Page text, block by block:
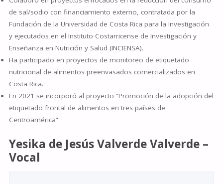
de sal/sodio con financiamiento externo, contratada por la
Fundación de la Universidad de Costa Rica para la Investigación
y ejecutados en el Instituto Costarricense de Investigación y
Enseñanza en Nutrición y Salud (INCIENSA).
Ha participado en proyectos de monitoreo de etiquetado
nutricional de alimentos preenvasados comercializados en
Costa Rica.
En 2021 se incorporó al proyecto “Promoción de la adopción del
etiquetado frontal de alimentos en tres países de
Centroamérica”.
Yesika de Jesús Valverde Valverde –
Vocal